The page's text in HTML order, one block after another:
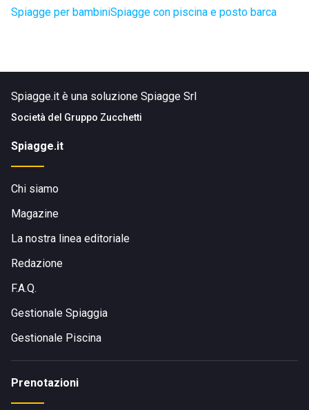
Spiagge per bambiniSpiagge con piscina e posto barca
Spiagge.it è una soluzione Spiagge Srl
Società del Gruppo Zucchetti
Spiagge.it
Chi siamo
Magazine
La nostra linea editoriale
Redazione
F.A.Q.
Gestionale Spiaggia
Gestionale Piscina
Prenotazioni